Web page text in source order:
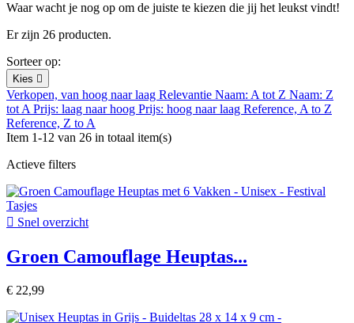
Waar wacht je nog op om de juiste te kiezen die jij het leukst vindt!
Er zijn 26 producten.
Sorteer op:
Kies 
Verkopen, van hoog naar laag Relevantie Naam: A tot Z Naam: Z
tot APrijs: laag naar hoog Prijs: hoog naar laag Reference, A to Z
Reference, Z to A
Item 1-12 van 26 in totaal item(s)
Actieve filters
 Snel overzicht
Groen Camouflage Heuptas...
€ 22,99